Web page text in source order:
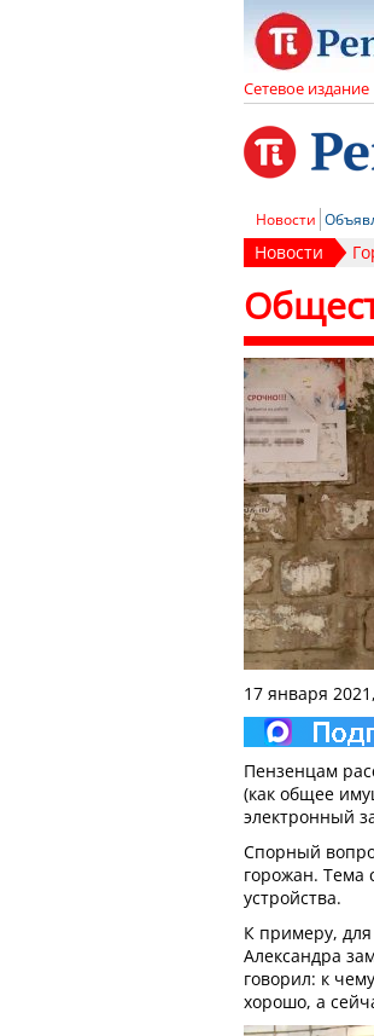
Сетевое издание
Новости
Новости
17 января
Пензенцам
(как общее
электронный
Спорный
горожан. Тема
устройства.
К примеру,
Александра
говорил: к
хорошо, а